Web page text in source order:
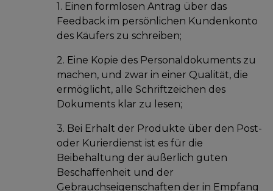
1. Einen formlosen Antrag über das
Feedback im persönlichen Kundenkonto
des Käufers zu schreiben;
2. Eine Kopie des Personaldokuments zu
machen, und zwar in einer Qualität, die
ermöglicht, alle Schriftzeichen des
Dokuments klar zu lesen;
3. Bei Erhalt der Produkte über den Post-
oder Kurierdienst ist es für die
Beibehaltung der äußerlich guten
Beschaffenheit und der
Gebrauchseigenschaften der in Empfang